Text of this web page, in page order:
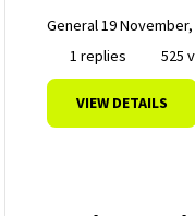
General19 November,
1 replies
525
VIEW DETAILS